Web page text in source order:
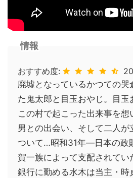
情報
おすすめ度:
廃墟となっているかつての
た鬼太郎と目玉おやじ。目
この村で起こった出来事を
男との出会い、そして二人が
ついて…昭和31年―日本の政
賀一族によって支配されてい
銀行に勤める水木は当主・時